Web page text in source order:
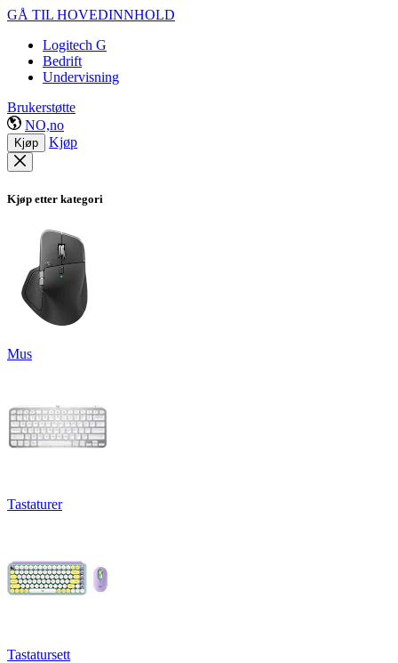
GÅ TIL HOVEDINNHOLD
Logitech G
Bedrift
Undervisning
Brukerstøtte
NO,no
Kjøp Kjøp
Kjøp etter kategori
Mus
Tastaturer
Tastatursett